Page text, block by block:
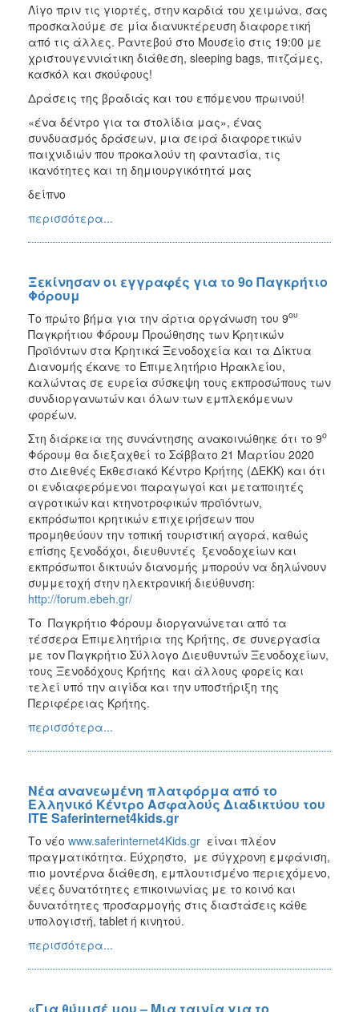
Λίγο πριν τις γιορτές, στην καρδιά του χειμώνα, σας
προσκαλούμε σε μία διανυκτέρευση διαφορετική
από τις άλλες. Ραντεβού στο Μουσείο στις 19:00 με
χριστουγεννιάτικη διάθεση, sleeping bags, πιτζάμες,
κασκόλ και σκούφους!
Δράσεις της βραδιάς και του επόμενου πρωινού!
«ένα δέντρο για τα στολίδια μας», ένας
συνδυασμός δράσεων, μια σειρά διαφορετικών
παιχνιδιών που προκαλούν τη φαντασία, τις
ικανότητες και τη δημιουργικότητά μας
δείπνο
περισσότερα...
Ξεκίνησαν οι εγγραφές για το 9ο Παγκρήτιο
Φόρουμ
Το πρώτο βήμα για την άρτια οργάνωση του 9ου
Παγκρήτιου Φόρουμ Προώθησης των Κρητικών
Προϊόντων στα Κρητικά Ξενοδοχεία και τα Δίκτυα
Διανομής έκανε το Επιμελητήριο Ηρακλείου,
καλώντας σε ευρεία σύσκεψη τους εκπροσώπους των
συνδιοργανωτών και όλων των εμπλεκόμενων
φορέων.
Στη διάρκεια της συνάντησης ανακοινώθηκε ότι το 9ο
Φόρουμ θα διεξαχθεί το Σάββατο 21 Μαρτίου 2020
στο Διεθνές Εκθεσιακό Κέντρο Κρήτης (ΔΕΚΚ) και ότι
οι ενδιαφερόμενοι παραγωγοί και μεταποιητές
αγροτικών και κτηνοτροφικών προϊόντων,
εκπρόσωποι κρητικών επιχειρήσεων που
προμηθεύουν την τοπική τουριστική αγορά, καθώς
επίσης ξενοδόχοι, διευθυντές ξενοδοχείων και
εκπρόσωποι δικτυών διανομής μπορούν να δηλώνουν
συμμετοχή στην ηλεκτρονική διεύθυνση:
http://forum.ebeh.gr/
Το Παγκρήτιο Φόρουμ διοργανώνεται από τα
τέσσερα Επιμελητήρια της Κρήτης, σε συνεργασία
με τον Παγκρήτιο Σύλλογο Διευθυντών Ξενοδοχείων,
τους Ξενοδόχους Κρήτης και άλλους φορείς και
τελεί υπό την αιγίδα και την υποστήριξη της
Περιφέρειας Κρήτης.
περισσότερα...
Νέα ανανεωμένη πλατφόρμα από το
Ελληνικό Κέντρο Ασφαλούς Διαδικτύου του
ΙΤΕ Saferinternet4kids.gr
Το νέο www.saferinternet4Kids.gr είναι πλέον
πραγματικότητα. Εύχρηστο, με σύγχρονη εμφάνιση,
πιο μοντέρνα διάθεση, εμπλουτισμένο περιεχόμενο,
νέες δυνατότητες επικοινωνίας με το κοινό και
δυνατότητες προσαρμογής στις διαστάσεις κάθε
υπολογιστή, tablet ή κινητού.
περισσότερα...
«Για θύμισέ μου – Μια ταινία για το